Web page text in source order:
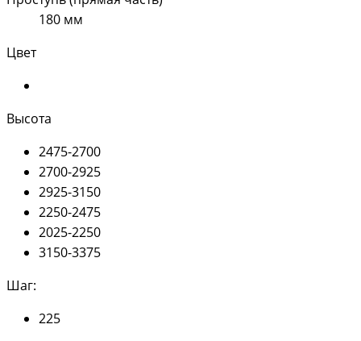
180 мм
Цвет
Высота
2475-2700
2700-2925
2925-3150
2250-2475
2025-2250
3150-3375
Шаг:
225